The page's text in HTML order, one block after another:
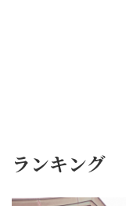
ランキング